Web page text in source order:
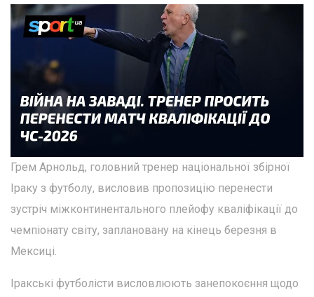
Грем Арнольд, головний тренер національної збірної
Іраку з футболу, висловив пропозицію перенести
зустріч міжконтинентального плейофу кваліфікації до
чемпіонату світу, заплановану на кінець березня в
Мексиці.
Іракські футболісти висловлюють занепокоєння щодо